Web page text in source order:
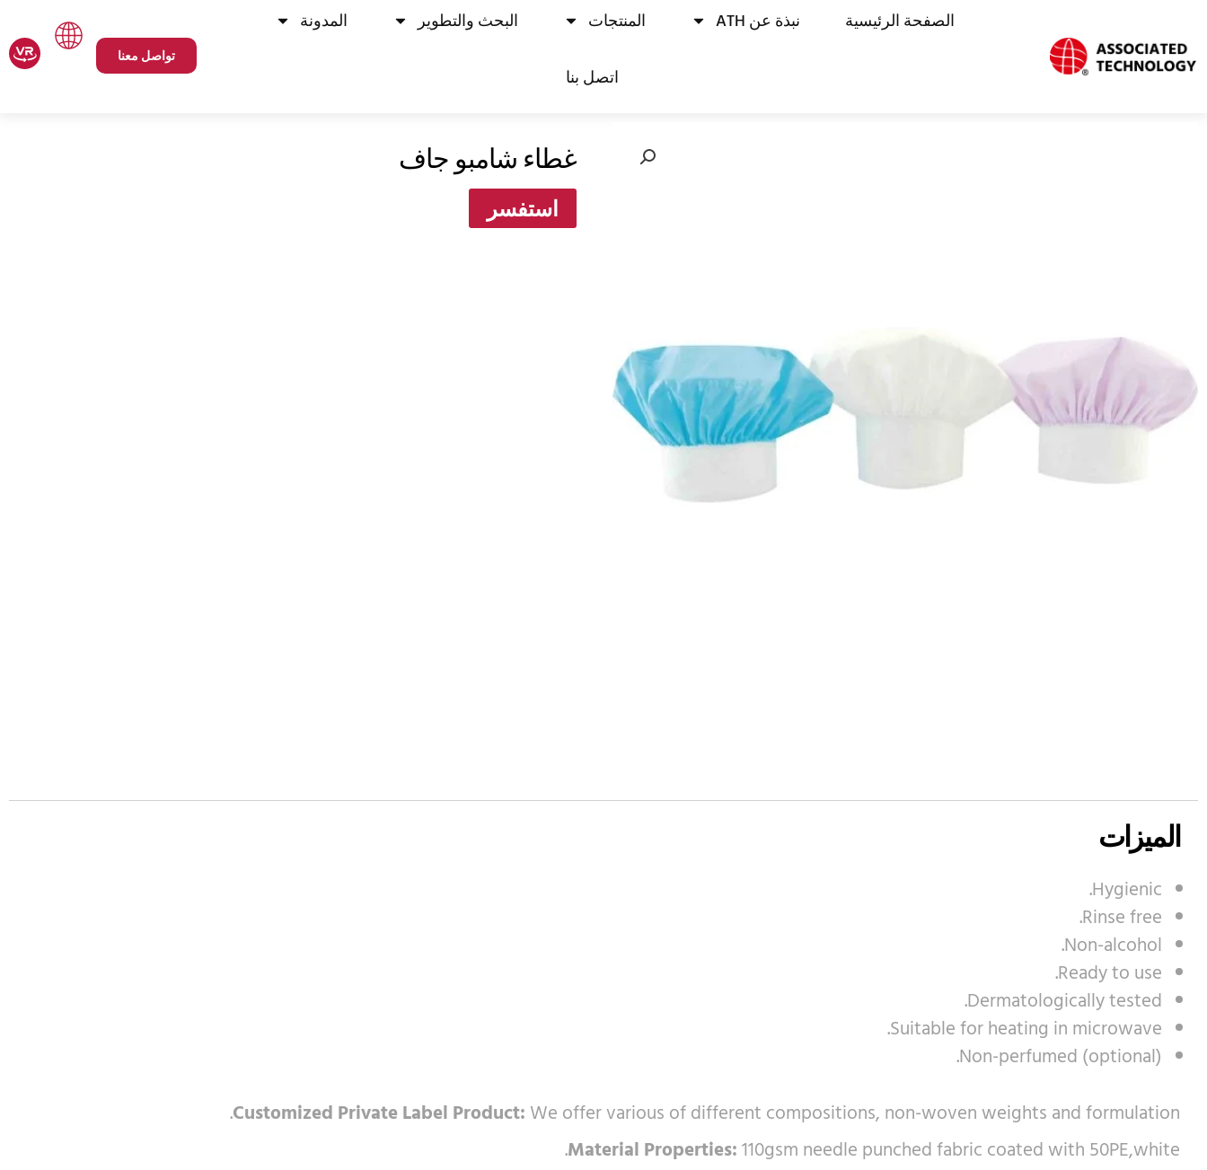
إلى
المحتوى
الصفحة الرئيسية نبذة عن ATH المنتجات البحث والتطوير المدونة
اتصل بنا
تواصل معنا
غطاء شامبو جاف
استفسر
الميزات
Hygienic.
Rinse free.
Non-alcohol.
Ready to use.
Dermatologically tested.
Suitable for heating in microwave.
Non-perfumed (optional).
Customized Private Label Product: We offer various of different compositions, non-woven weights and formulation.
Material Properties:110gsm needle punched fabric coated with 50PE,white.